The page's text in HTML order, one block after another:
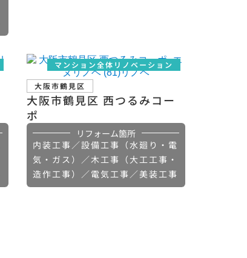
マンション全体リノベーション
大阪市鶴見区
大阪市鶴見区 西つるみコー
ポ
リフォーム箇所
内装工事／設備工事（水廻り・電
気・ガス）／木工事（大工工事・
造作工事）／電気工事／美装工事